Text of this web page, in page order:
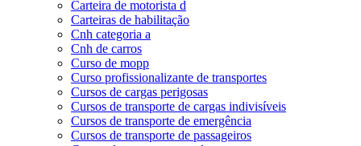
Carteira de motorista d
Carteiras de habilitação
Cnh categoria a
Cnh de carros
Curso de mopp
Curso profissionalizante de transportes
Cursos de cargas perigosas
Cursos de transporte de cargas indivisíveis
Cursos de transporte de emergência
Cursos de transporte de passageiros